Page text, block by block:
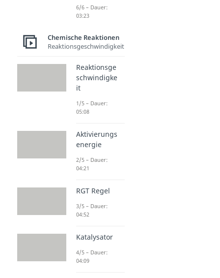
6/6 – Dauer:
03:23
Chemische Reaktionen
Reaktionsgeschwindigkeit
Reaktionsge
schwindigke
it
1/5 – Dauer:
05:08
Aktivierungs
energie
2/5 – Dauer:
04:21
RGT Regel
3/5 – Dauer:
04:52
Katalysator
4/5 – Dauer:
04:09